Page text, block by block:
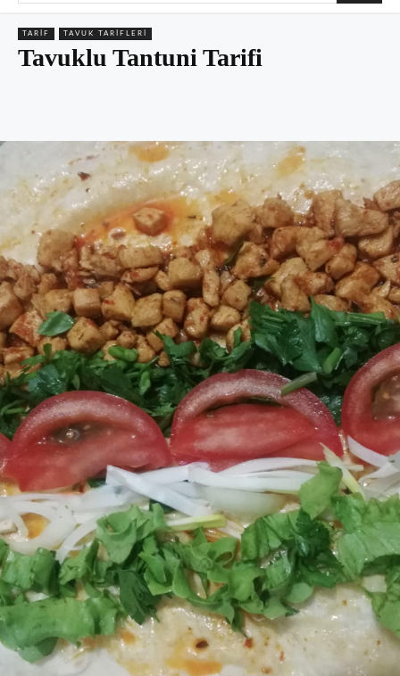
TARIF TAVUK TARIFLERI
Tavuklu Tantuni Tarifi